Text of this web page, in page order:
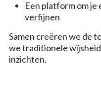
Een platform om
verfijnen
Samen creëren we de
we traditionele
inzichten.